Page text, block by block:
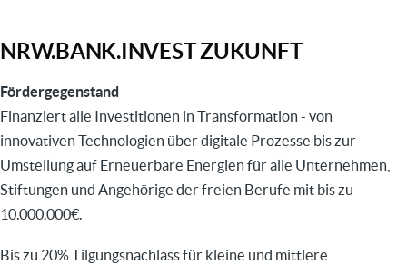
NRW.BANK.INVEST ZUKUNFT
Fördergegenstand
Finanziert alle Investitionen in Transformation - von
innovativen Technologien über digitale Prozesse bis zur
Umstellung auf Erneuerbare Energien für alle Unternehmen,
Stiftungen und Angehörige der freien Berufe mit bis zu
10.000.000€.
Bis zu 20% Tilgungsnachlass für kleine und mittlere